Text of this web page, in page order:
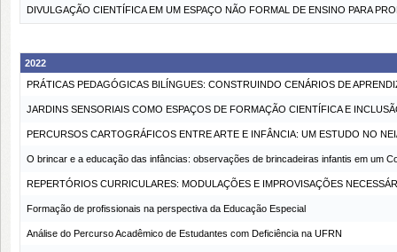
DIVULGAÇÃO CIENTÍFICA EM UM ESPAÇO NÃO FORMAL DE ENSINO PARA
2022
PRÁTICAS PEDAGÓGICAS BILÍNGUES: CONSTRUINDO CENÁRIOS DE
JARDINS SENSORIAIS COMO ESPAÇOS DE FORMAÇÃO CIENTÍFICA E
PERCURSOS CARTOGRÁFICOS ENTRE ARTE E INFÂNCIA: UM ESTUDO NO
O brincar e a educação das infâncias: observações de brincadeiras infantis em um
REPERTÓRIOS CURRICULARES: MODULAÇÕES E IMPROVISAÇÕES
Formação de profissionais na perspectiva da Educação Especial
Análise do Percurso Acadêmico de Estudantes com Deficiência na UFRN